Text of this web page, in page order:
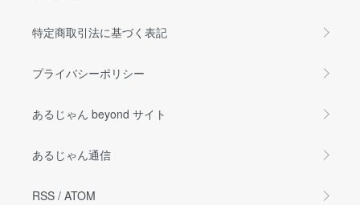
特定商取引法に基づく表記
プライバシーポリシー
あるじゃん beyond サイト
あるじゃん通信
RSS / ATOM